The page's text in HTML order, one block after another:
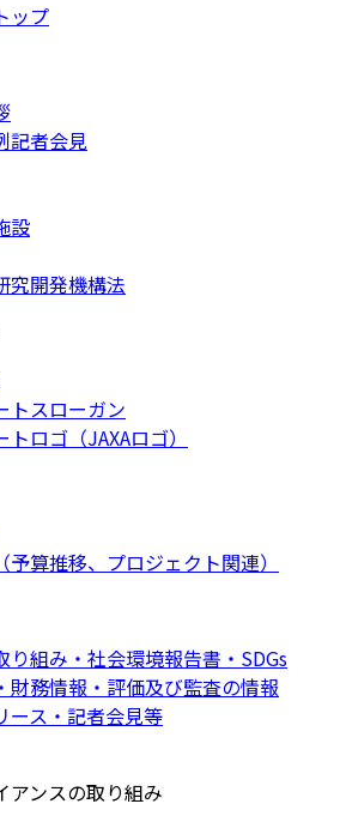
ップ
記者会見
設
究開発機構法
トスローガン
ロゴ（JAXAロゴ）
予算推移、プロジェクト関連）
り組み・社会環境報告書・SDGs
財務情報・評価及び監査の情報
ース・記者会見等
アンスの取り組み